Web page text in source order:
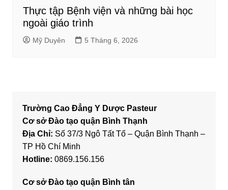
Thực tập Bệnh viện và những bài học
ngoài giáo trình
Mỹ Duyên 5 Tháng 6, 2026
Trường Cao Đẳng Y Dược Pasteur
Cơ sở Đào tạo quận Bình Thạnh
Địa Chỉ: Số 37/3 Ngô Tất Tố – Quận Bình Thạnh –
TP Hồ Chí Minh
Hotline: 0869.156.156
Cơ sở Đào tạo quận Bình tân